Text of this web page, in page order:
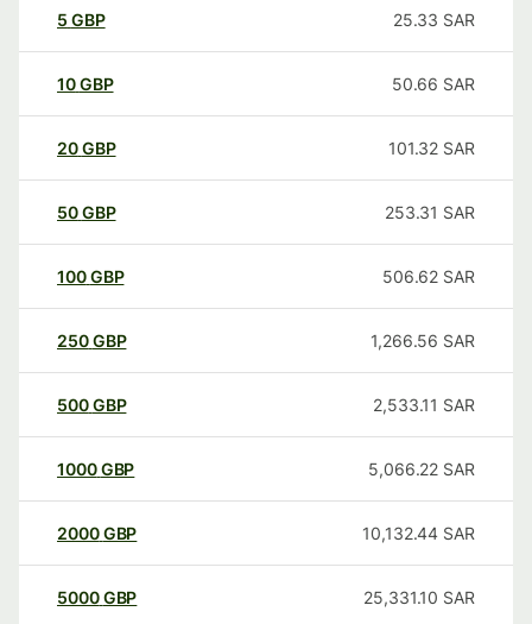
5 GBP 25.33 SAR
10GBP 50.66 SAR
20GBP 101.32 SAR
50GBP 253.31 SAR
100GBP 506.62 SAR
250GBP 1,266.56 SAR
500GBP 2,533.11 SAR
1000GBP 5,066.22 SAR
2000GBP 10,132.44 SAR
5000GBP 25,331.10 SAR